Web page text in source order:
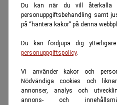
Du kan när du vill återkalla
personuppgiftsbehandling samt
på “hantera kakor” på denna
Du kan fördjupa dig
personuppgiftspolicy.
Vi använder kakor och
Nödvändiga cookies och
annonser, analys och
annons- och